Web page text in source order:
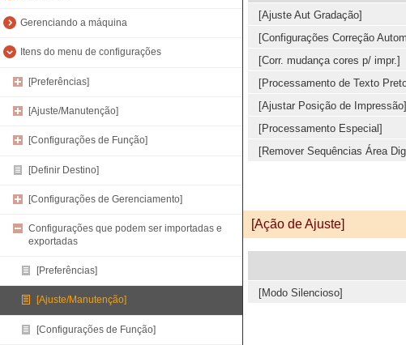
Gerenciando a máquina
Itens do menu de configurações
[Preferências]
[Ajuste/Manutenção]
[Configurações de Função]
[Definir Destino]
[Configurações de Gerenciamento]
Configurações que podem ser importadas e
exportadas
[Preferências]
[Ajuste/Manutenção]
[Configurações de Função]
[Ajuste Aut Gradação]
[Configurações Correção
[Corr. mudança cores p/ impr.]
[Processamento de Texto
[Ajustar Posição de Impressão]
[Processamento Especial]
[Remover Sequências Área
[Ação de Ajuste]
[Modo Silencioso]